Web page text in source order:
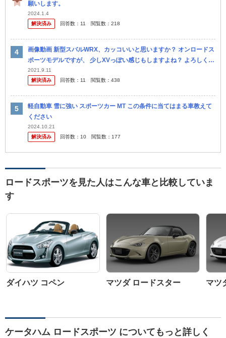
願いします。
2024.1.4
解決済み
回答数： 11 閲覧数： 218
画像動画 新型スバルWRX、カッコいいと思いますか？ オンロードス
ポーツモデルですが、 少しXVっぽい感じもしますよね？ よろしくお
願いします。 新型スバルWRX 内装・外装など25枚 - ...
2021.9.11
解決済み
回答数： 11 閲覧数： 438
軽自動車 雪に強い スポーツカー MT この条件に当てはまる車教えて
ください
2024.10.21
解決済み
回答数： 10 閲覧数： 177
ロードスポーツを見た人はこんな車と比較していま
す
ダイハツ コペン マツダ ロードスター マツ
ケータハム ロードスポーツ についてもっと詳しく